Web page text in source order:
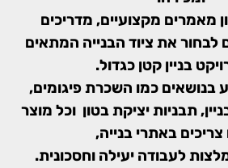
מאמרים מקצועיים, מדריכים
לבחור את ציוד הבנייה המתאים
בניין קטן כגדול.
בנושאים כמו השכרת פיגומים,
תבניות יציקת בטון וכל מוצר
באתרי בנייה,
לעבודה יעילה וחסכונית.